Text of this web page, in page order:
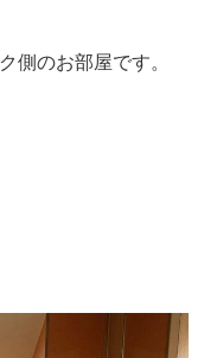
側のお部屋です。